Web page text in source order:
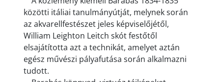
közötti itáliai tanulmányútját, melynek során
az akvarellfestészet jeles képviselőjétől,
William Leighton Leitch skót festőtől
elsajátította azt a technikát, amelyet aztán
egész művészi pályafutása során alkalmazni
tudott.